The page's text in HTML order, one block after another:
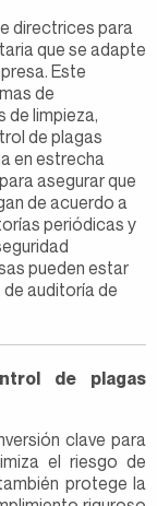
directrices para
que se adapte
Este
de
de limpieza,
de plagas
en estrecha
asegurar que
de acuerdo a
periódicas y
pueden estar
auditoría de
de plagas
clave para
el riesgo de
protege la